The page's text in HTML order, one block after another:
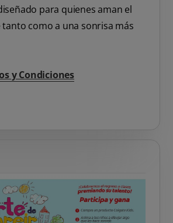
para quienes aman el
tanto como a una sonrisa más
y Condiciones